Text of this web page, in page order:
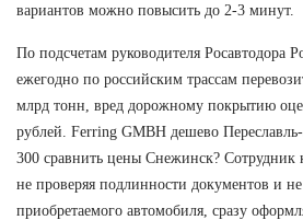
вариантов можно повысить до 2-3 минут.
По подсчетам руководителя Росавтодора
ежегодно по российским трассам
млрд тонн, вред дорожному покрытию
рублей. Ferring GMBH дешево
300 сравнить цены Снежинск? Сотрудник
не проверяя подлинности документов и
приобретаемого автомобиля, сразу